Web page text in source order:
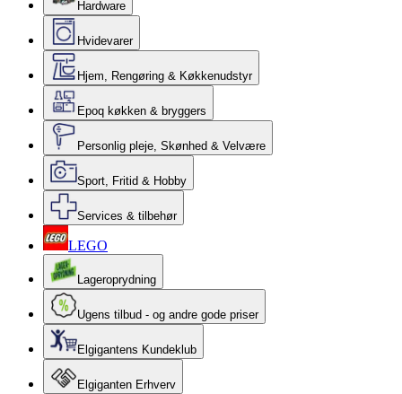
Hardware
Hvidevarer
Hjem, Rengøring & Køkkenudstyr
Epoq køkken & bryggers
Personlig pleje, Skønhed & Velvære
Sport, Fritid & Hobby
Services & tilbehør
LEGO
Lageroprydning
Ugens tilbud - og andre gode priser
Elgigantens Kundeklub
Elgiganten Erhverv